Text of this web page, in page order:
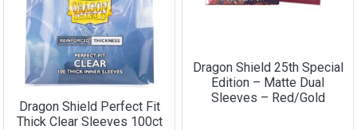
Dragon Shield Perfect Fit
Thick Clear Sleeves 100ct
Dragon Shield 25th Special
Edition – Matte Dual
Sleeves – Red/Gold